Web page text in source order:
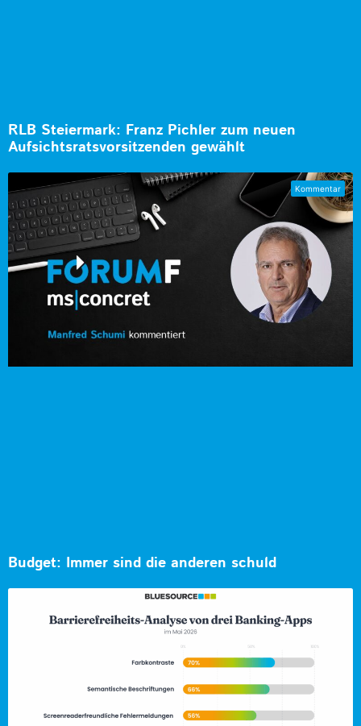
RLB Steiermark: Franz Pichler zum neuen
Aufsichtsratsvorsitzenden gewählt
Budget: Immer sind die anderen schuld